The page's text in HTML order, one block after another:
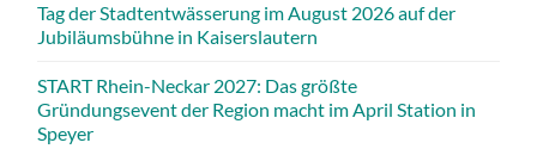
Tag der Stadtentwässerung im August 2026 auf der
Jubiläumsbühne in Kaiserslautern
START Rhein-Neckar 2027: Das größte
Gründungsevent der Region macht im April Station in
Speyer